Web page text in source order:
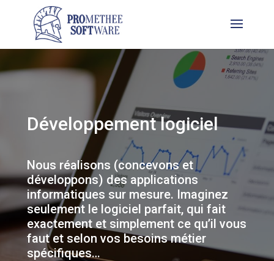
Développement logiciel
Nous réalisons (concevons et
développons) des applications
informatiques sur mesure. Imaginez
seulement le logiciel parfait, qui fait
exactement et simplement ce qu’il vous
faut et selon vos besoins métier
spécifiques…